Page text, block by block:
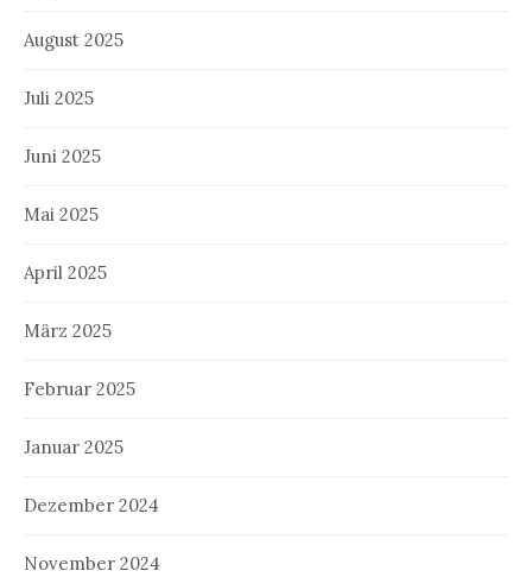
August 2025
Juli 2025
Juni 2025
Mai 2025
April 2025
März 2025
Februar 2025
Januar 2025
Dezember 2024
November 2024